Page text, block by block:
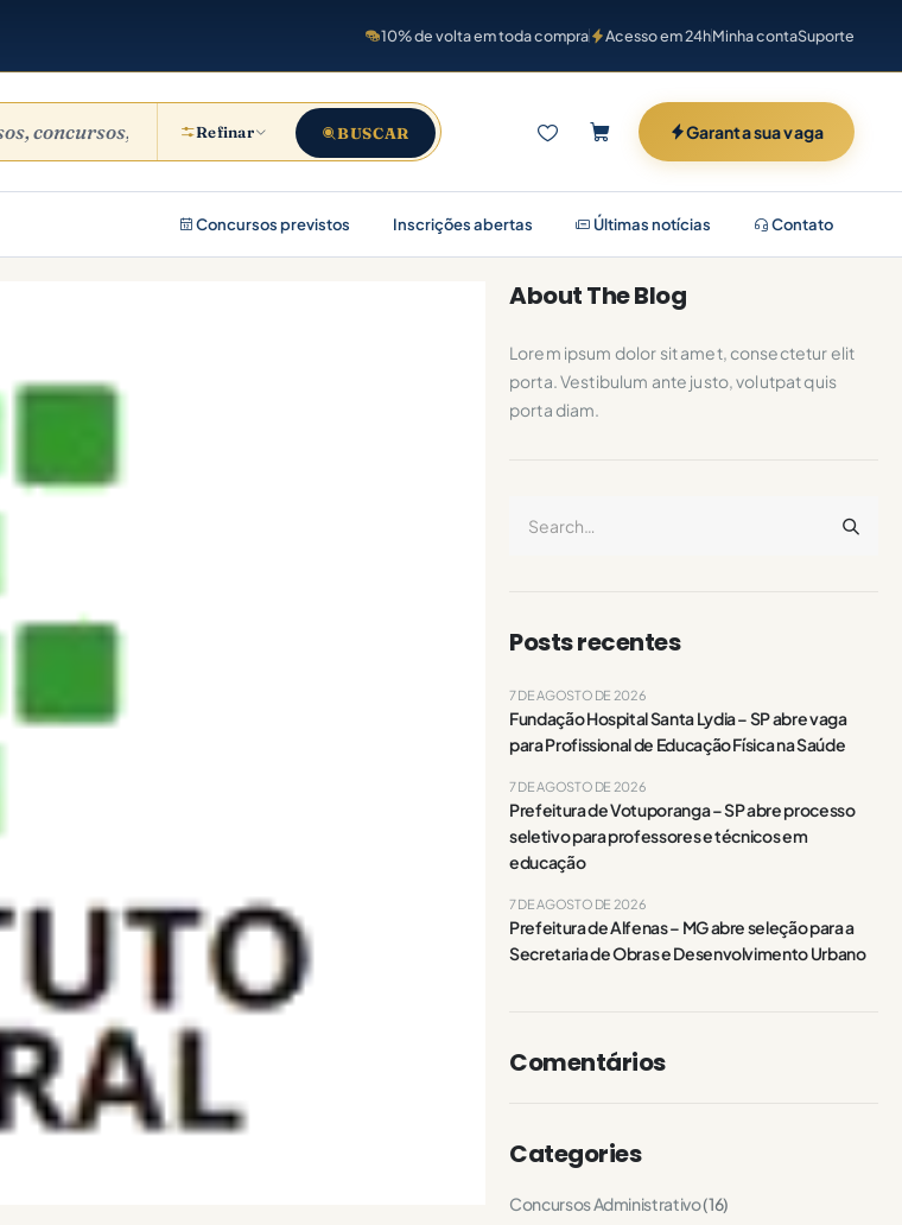
10% de volta em toda compra Acesso em 24hMinha contaSuporte
Refinar BUSCAR Garanta sua vaga
Concursos previstos Inscrições abertas Últimas notícias Contato
About The Blog
Lorem ipsum dolor sit amet, consectetur elit
porta. Vestibulum ante justo, volutpat quis
porta diam.
Posts recentes
Fundação Hospital Santa Lydia – SP abre vaga
para Profissional de Educação Física na Saúde
7 DE AGOSTO DE 2026
Prefeitura de Votuporanga – SP abre processo
seletivo para professores e técnicos em
educação
7 DE AGOSTO DE 2026
Prefeitura de Alfenas – MG abre seleção para a
Secretaria de Obras e Desenvolvimento Urbano
7 DE AGOSTO DE 2026
Comentários
Categories
Concursos Administrativo(16)